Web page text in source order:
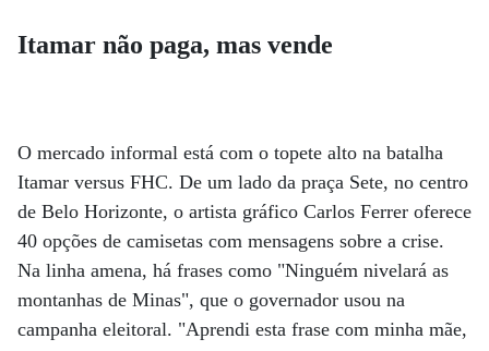
Itamar não paga, mas vende
O mercado informal está com o topete alto na batalha
Itamar versus FHC. De um lado da praça Sete, no centro
de Belo Horizonte, o artista gráfico Carlos Ferrer oferece
40 opções de camisetas com mensagens sobre a crise.
Na linha amena, há frases como "Ninguém nivelará as
montanhas de Minas", que o governador usou na
campanha eleitoral. "Aprendi esta frase com minha mãe,